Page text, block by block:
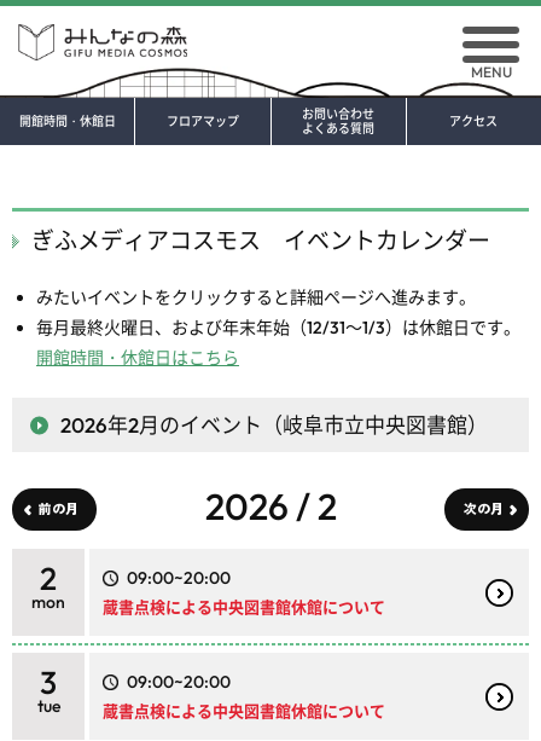
アクセス
開館時間・休館日 フロアマップ
お問い合わせ
よくある質問
MENU
ぎふメディアコスモス イベントカレンダー
みたいイベントをクリックすると詳細ページへ進みます。
毎月最終火曜日、および年末年始（12/31～1/3）は休館日です。
開館時間・休館日はこちら
2026年2月のイベント（岐阜市立中央図書館）
前の月 2026 / 2 次の月
2
mon
09:00~20:00
蔵書点検による中央図書館休館について
3
tue
09:00~20:00
蔵書点検による中央図書館休館について